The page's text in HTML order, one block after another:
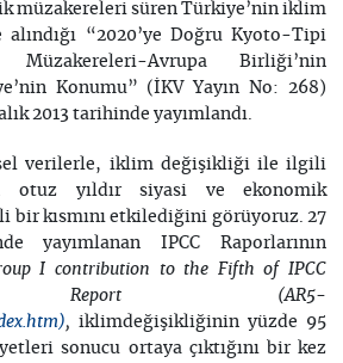
müzakereleri süren Türkiye’nin iklim
alındığı “2020’ye Doğru Kyoto-Tipi
Avrupa Birliği’nin
Konumu” (İKV Yayın No: 268)
2013 tarihinde yayımlandı.
verilerle, iklim değişikliği ile ilgili
otuz yıldır siyasi ve ekonomik
bir kısmını etkilediğini görüyoruz. 27
yayımlanan IPCC Raporlarının
I contribution to the Fifth of IPCC
Report (AR5-
), iklimdeğişikliğinin yüzde 95
sonucu ortaya çıktığını bir kez